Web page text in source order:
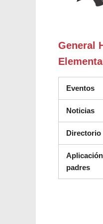
General
Eventos
Noticias
Directorio
padres